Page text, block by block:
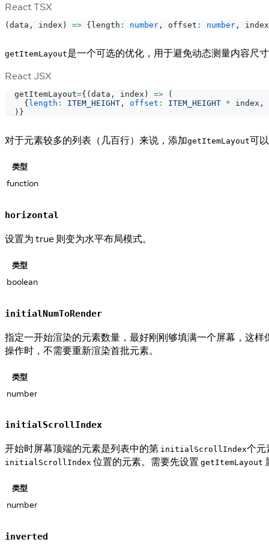
React TSX
( data , index ) => { length : number , offset : number , index
getItemLayout是一个可选的优化，用于避免动态测量内容尺
React JSX
  getItemLayout
={ ( data , index ) =>
(
{ length : ITEM_HEIGHT , offset : ITEM_HEIGHT * index ,
) }
对于元素较多的列表（几百行）来说，添加getItemLayout可
类型
function
horizontal
设置为 true 则变为水平布局模式。
类型
boolean
initialNumToRender
指定一开始渲染的元素数量，最好刚刚够填满一个屏幕，这
操作时，不需要重新渲染首批元素。
类型
number
initialScrollIndex
开始时屏幕顶端的元素是列表中的第 initialScrollIndex个元
initialScrollIndex 位置的元素。需要先设置 getItemLayout
类型
number
inverted